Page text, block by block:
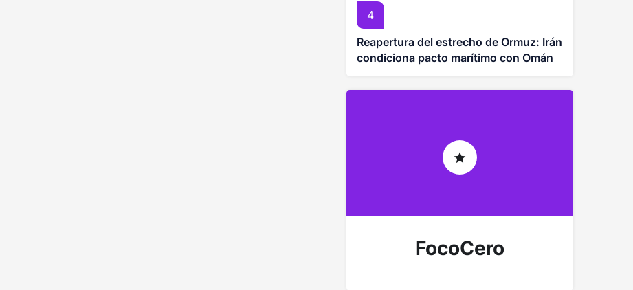
4
Reapertura del estrecho de Ormuz: Irán
condiciona pacto marítimo con Omán
FocoCero